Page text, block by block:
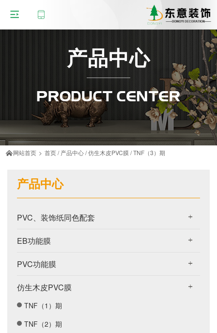
产品中心
PRODUCT CENTER
网站首页 > 首页/产品中心/仿生木皮PVC膜/TNF（3）期
产品中心
PVC、装饰纸同色配套
EB功能膜
PVC功能膜
仿生木皮PVC膜
TNF（1）期
TNF（2）期